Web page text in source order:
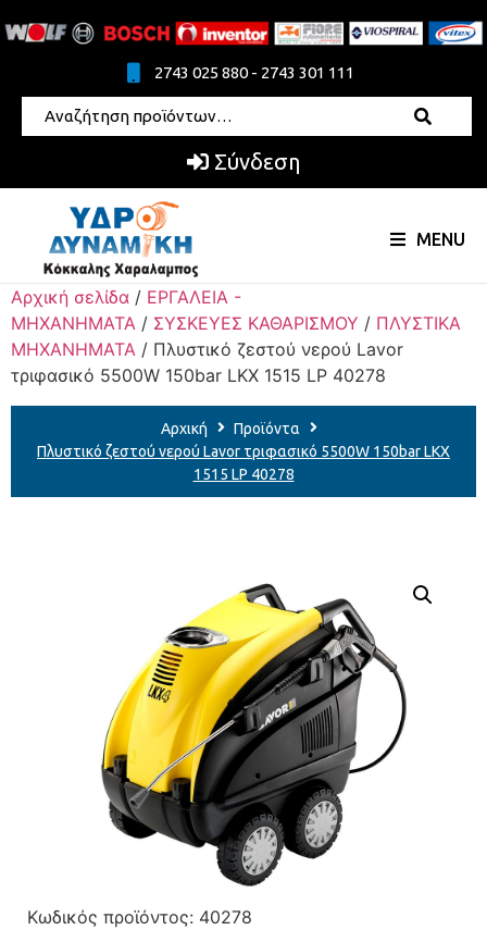
2743 025 880 - 2743 301 111
Σύνδεση
MENU
Αρχική σελίδα / ΕΡΓΑΛΕΙΑ -
ΜΗΧΑΝΗΜΑΤΑ / ΣΥΣΚΕΥΕΣ ΚΑΘΑΡΙΣΜΟΥ / ΠΛΥΣΤΙΚΑ
ΜΗΧΑΝΗΜΑΤΑ / Πλυστικό ζεστού νερού Lavor
τριφασικό 5500W 150bar LKX 1515 LP 40278
Αρχική
Προϊόντα
Πλυστικό ζεστού νερού Lavor τριφασικό 5500W 150bar LKX
1515 LP 40278
Κωδικός προϊόντος: 40278